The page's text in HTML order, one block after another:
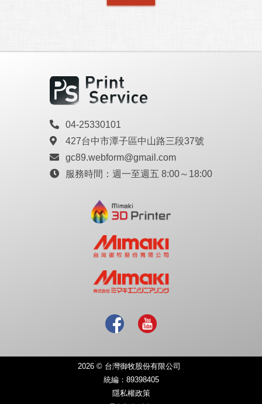
04-25330101
427台中市潭子區中山路三段37號
gc89.webform@gmail.com
服務時間： 週一至週五 8:00～18:00
2026 © 台灣御牧股份有限公司
統編：89398405
隱私權政策